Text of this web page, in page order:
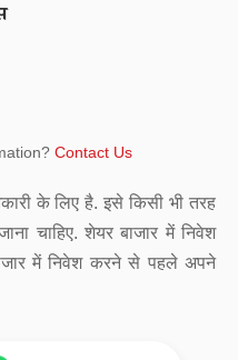
Contact Us
के लिए है. इसे किसी भी तरह
चाहिए. शेयर बाजार में निवेश
में निवेश करने से पहले अपने